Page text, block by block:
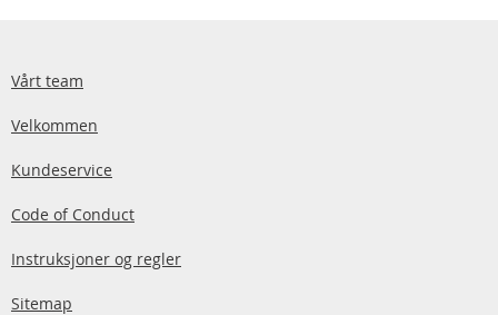
Vårt team
Velkommen
Kundeservice
Code of Conduct
Instruksjoner og regler
Sitemap